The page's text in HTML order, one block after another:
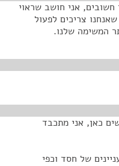
אני חושב שראוי
צריכים לפעול
המשימה שלנו.
כאן, אני מתכבד
של חסד וכפי